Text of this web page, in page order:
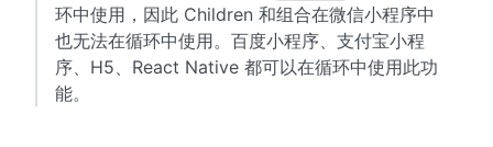
环中使用，因此 Children 和组合在微信小程序中
也无法在循环中使用。百度小程序、支付宝小程
序、H5、React Native 都可以在循环中使用此功
能。